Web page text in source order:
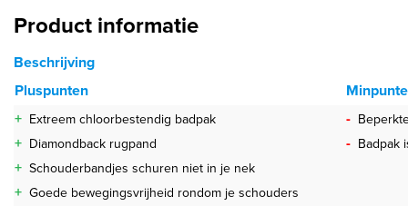
Product informatie
Beschrijving
Pluspunten
+ Extreem chloorbestendig badpak
+ Diamondback rugpand
+ Schouderbandjes schuren niet in je nek
+ Goede bewegingsvrijheid rondom je schouders
-
- Badpak